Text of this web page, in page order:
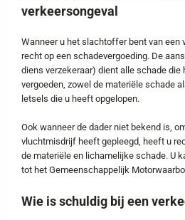
verkeersongeval
Wanneer u het slachtoffer bent van een
recht op een schadevergoeding. De
diens verzekeraar) dient alle schade die
vergoeden, zowel de materiële schade
letsels die u heeft opgelopen.
Ook wanneer de dader niet bekend is,
vluchtmisdrijf heeft gepleegd, heeft u
de materiële en lichamelijke schade. U
tot het Gemeenschappelijk
Wie is schuldig bij een